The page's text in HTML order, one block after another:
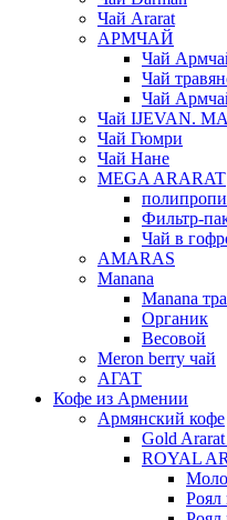
Чай Ararat
АРМЧАЙ
Чай
Чай
Чай
Чай IJEVAN.
Чай Гюмри
Чай Нане
MEGA ARARAT
Фильтр-
Чай в
AMARAS
Manana
Manana
Органик
Весовой
Meron berry чай
АГАТ
Кофе из Армении
Армянский кофе
Gold
ROYAL
Роял